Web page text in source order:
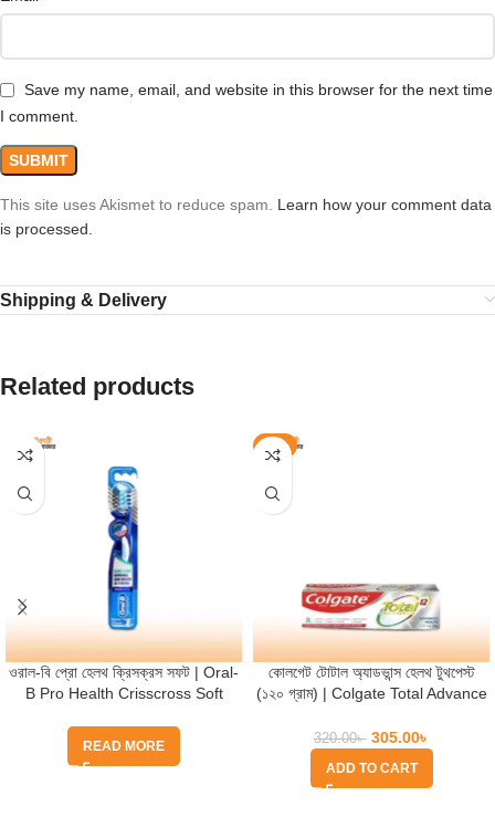
Save my name, email, and website in this browser for the next time
I comment.
This site uses Akismet to reduce spam. Learn how your comment data
is processed.
Shipping & Delivery
Related products
ওরাল-বি প্রো হেলথ ক্রিসক্রস সফট | Oral-
B Pro Health Crisscross Soft
READ MORE
-5%
কোলগেট টোটাল অ্যাডভান্স হেলথ টুথপেস্ট
(১২০ গ্রাম) | Colgate Total Advance
320.00৳ 305.00৳
ADD TO CART